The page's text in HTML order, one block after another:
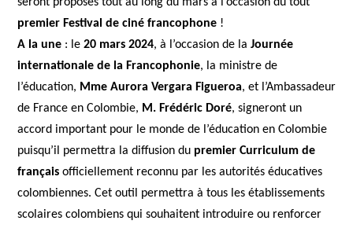
premier Festival de ciné francophone !
A la une : le 20 mars 2024, à l’occasion de la Journée
internationale de la Francophonie, la ministre de
l’éducation, Mme Aurora Vergara Figueroa, et l’Ambassadeur
de France en Colombie, M. Frédéric Doré, signeront un
accord important pour le monde de l’éducation en Colombie
puisqu’il permettra la diffusion du premier Curriculum de
français officiellement reconnu par les autorités éducatives
colombiennes. Cet outil permettra à tous les établissements
scolaires colombiens qui souhaitent introduire ou renforcer